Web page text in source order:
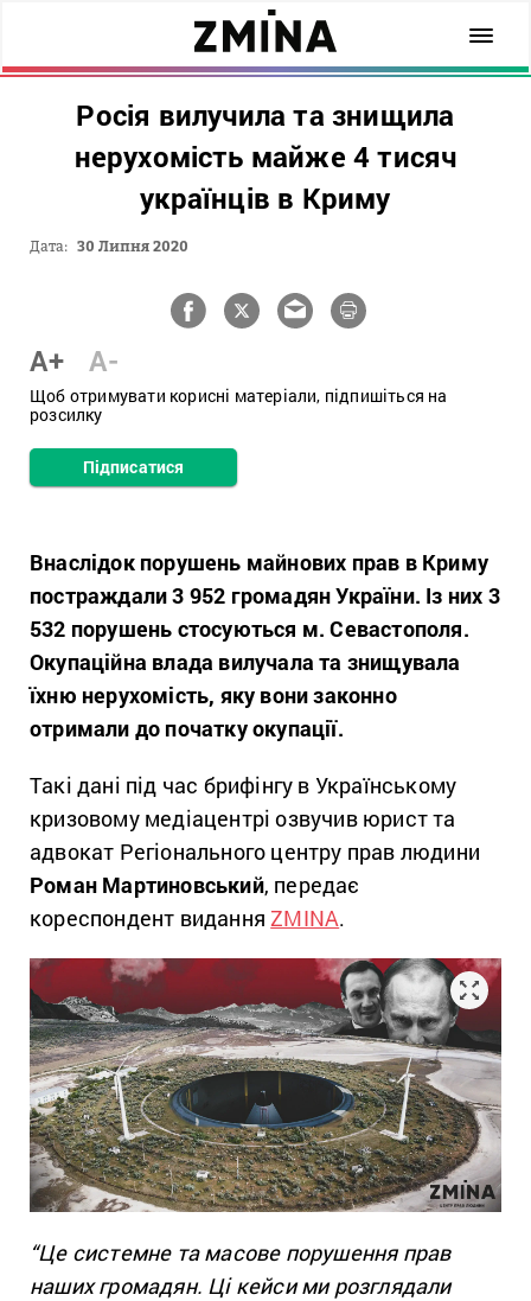
Росія вилучила та знищила
нерухомість майже 4 тисяч
українців в Криму
Дата: 30 Липня 2020
A+ A-
Щоб отримувати корисні матеріали, підпишіться на
розсилку
Підписатися
Внаслідок порушень майнових прав в Криму
постраждали 3 952 громадян України. Із них 3
532 порушень стосуються м. Севастополя.
Окупаційна влада вилучала та знищувала
їхню нерухомість, яку вони законно
отримали до початку окупації.
Такі дані під час брифінгу в Українському
кризовому медіацентрі озвучив юрист та
адвокат Регіонального центру прав людини
Роман Мартиновський, передає
кореспондент виданняZMINA.
“Це системне та масове порушення прав
наших громадян. Ці кейси ми розглядали